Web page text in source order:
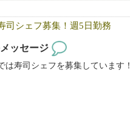
司シェフ募集！週5日勤務
ッセージ
は寿司シェフを募集しています！